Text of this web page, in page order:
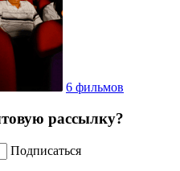
6 фильмов
рассылку?
Подписаться